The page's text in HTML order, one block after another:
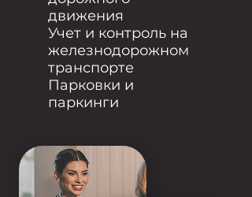
движения
Учет и контроль на
железнодорожном
транспорте
Парковки и
паркинги